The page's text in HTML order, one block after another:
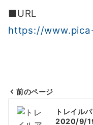
■URL
https://
投
前のページ
トレイル
2020/9/19